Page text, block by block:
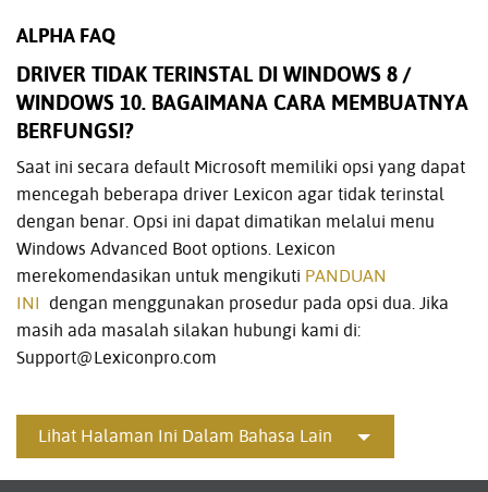
ALPHA FAQ
DRIVER TIDAK TERINSTAL DI WINDOWS 8 /
WINDOWS 10. BAGAIMANA CARA MEMBUATNYA
BERFUNGSI?
Saat ini secara default Microsoft memiliki opsi yang dapat
mencegah beberapa driver Lexicon agar tidak terinstal
dengan benar. Opsi ini dapat dimatikan melalui menu
Windows Advanced Boot options. Lexicon
merekomendasikan untuk mengikuti PANDUAN
INI dengan menggunakan prosedur pada opsi dua. Jika
masih ada masalah silakan hubungi kami di:
Support@Lexiconpro.com
Lihat Halaman Ini Dalam Bahasa Lain